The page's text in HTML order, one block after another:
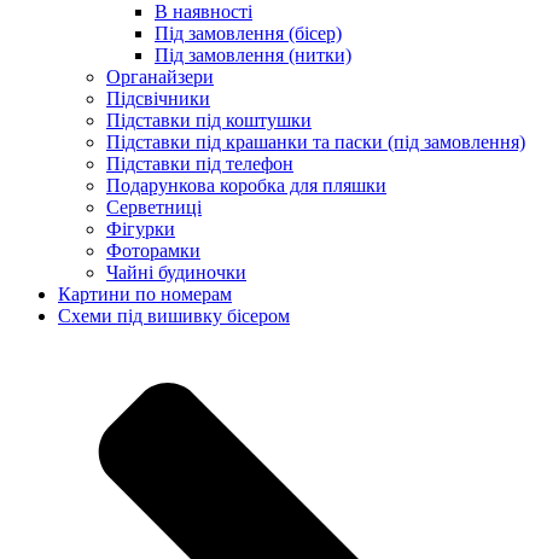
В наявності
Під замовлення (бісер)
Під замовлення (нитки)
Органайзери
Підсвічники
Підставки під коштушки
Підставки під крашанки та паски (під замовлення)
Підставки під телефон
Подарункова коробка для пляшки
Серветниці
Фігурки
Фоторамки
Чайні будиночки
Картини по номерам
Схеми під вишивку бісером